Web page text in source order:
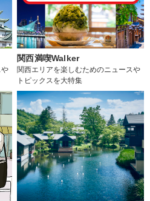
関西満喫Walker
関西エリアを楽しむためのニュースや
トピックスを大特集